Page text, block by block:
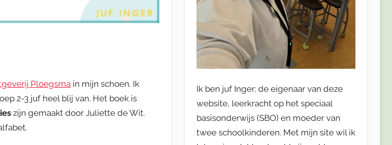
Ploegsma in mijn schoen. Ik
2-3 juf heel blij van. Het boek is
zijn gemaakt door Juliette de Wit.
Ik ben juf Inger; de eigenaar van deze
website, leerkracht op het speciaal
basisonderwijs (SBO) en moeder van
twee schoolkinderen. Met mijn site wil ik